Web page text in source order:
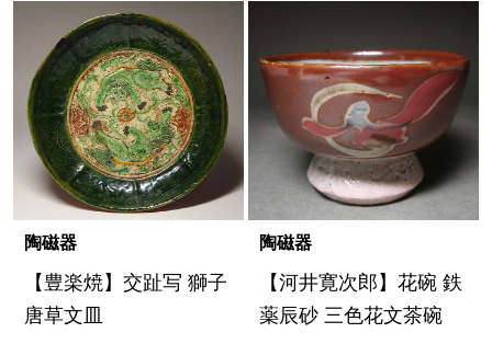
陶磁器
【豊楽焼】交趾写 獅子
唐草文皿
陶磁器
【河井寛次郎】花碗 鉄
薬辰砂 三色花文茶碗